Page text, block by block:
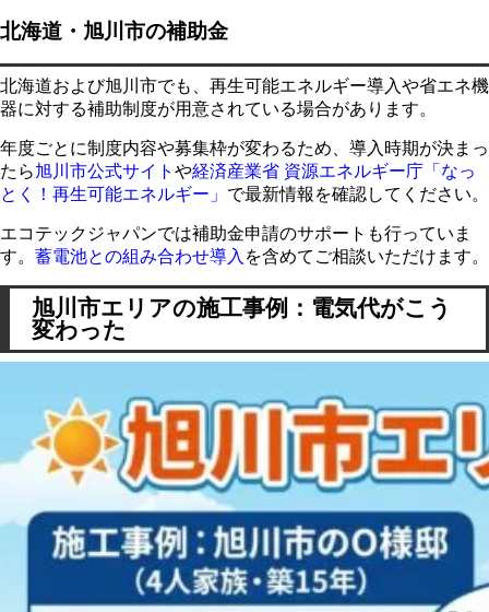
北海道・旭川市の補助金
北海道および旭川市でも、再生可能エネルギー導入や省エネ機
器に対する補助制度が用意されている場合があります。
年度ごとに制度内容や募集枠が変わるため、導入時期が決まっ
たら旭川市公式サイト や経済産業省 資源エネルギー庁「なっ
とく！再生可能エネルギー」 で最新情報を確認してください。
エコテックジャパンでは補助金申請のサポートも行っていま
す。 蓄電池との組み合わせ導入 を含めてご相談いただけます。
旭川市エリアの施工事例：電気代がこう
変わった